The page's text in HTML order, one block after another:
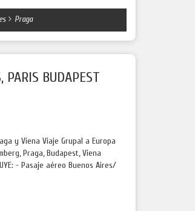
Praga
PARIS BUDAPEST
y Viena Viaje Grupal a Europa
Praga, Budapest, Viena
- Pasaje aéreo Buenos Aires/